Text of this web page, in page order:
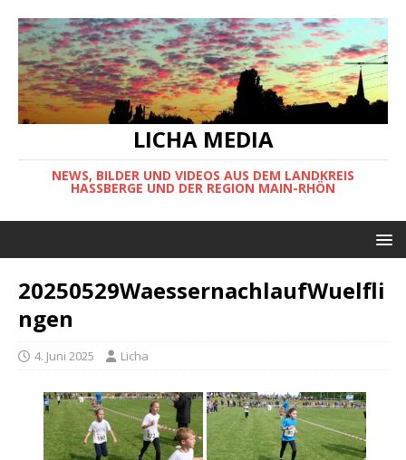
LICHA MEDIA
NEWS, BILDER UND VIDEOS AUS DEM LANDKREIS
HASSBERGE UND DER REGION MAIN-RHÖN
20250529WaessernachlaufWuelfli
ngen
4. Juni 2025 Licha